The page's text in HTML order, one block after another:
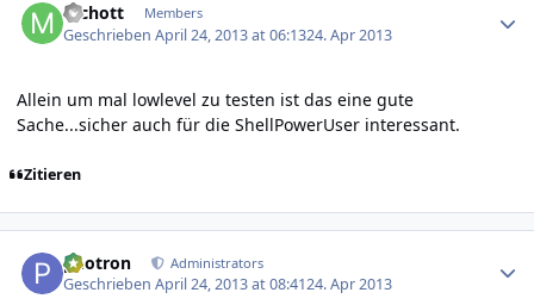
mchott Members
GeschriebenApril 24, 2013 at 06:1324. Apr 2013
Allein um mal lowlevel zu testen ist das eine gute
Sache...sicher auch für die ShellPowerUser interessant.
Zitieren
photron Administrators
GeschriebenApril 24, 2013 at 08:4124. Apr 2013